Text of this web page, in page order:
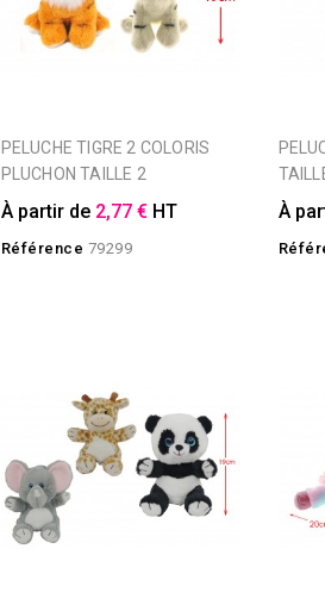
PELUCHE TIGRE 2 COLORIS
PLUCHON TAILLE 2
À partir de 2,77 € HT
Référence 79299
PELUCHE PANDA PLUCHON
À